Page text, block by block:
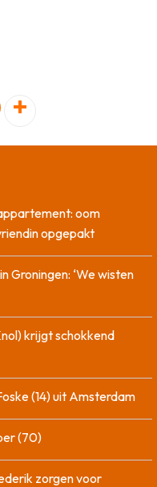
oom
opgepakt
Groningen: ‘We wisten
krijgt schokkend
(14) uit Amsterdam
(70)
zorgen voor